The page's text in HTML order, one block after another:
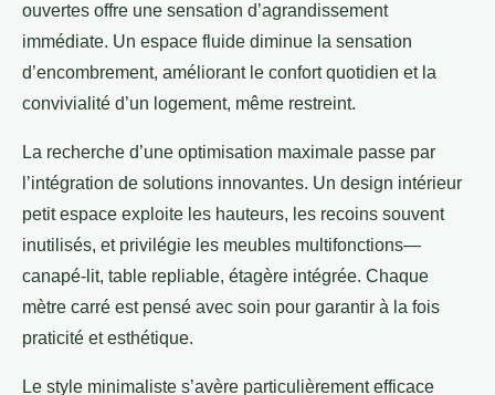
ouvertes offre une sensation d’agrandissement
immédiate. Un espace fluide diminue la sensation
d’encombrement, améliorant le confort quotidien et la
convivialité d’un logement, même restreint.
La recherche d’une optimisation maximale passe par
l’intégration de solutions innovantes. Un design intérieur
petit espace exploite les hauteurs, les recoins souvent
inutilisés, et privilégie les meubles multifonctions—
canapé-lit, table repliable, étagère intégrée. Chaque
mètre carré est pensé avec soin pour garantir à la fois
praticité et esthétique.
Le style minimaliste s’avère particulièrement efficace